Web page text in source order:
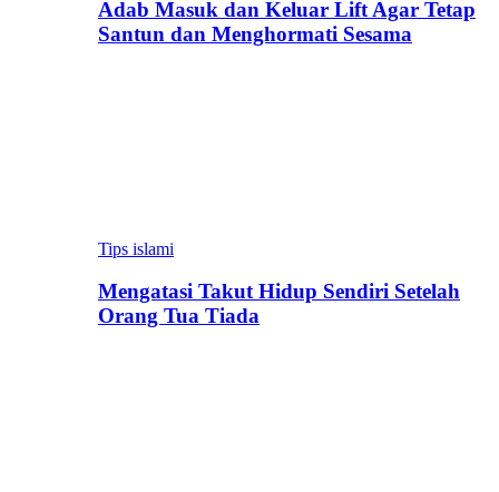
Adab Masuk dan Keluar Lift Agar Tetap
Santun dan Menghormati Sesama
Tips islami
Mengatasi Takut Hidup Sendiri Setelah
Orang Tua Tiada